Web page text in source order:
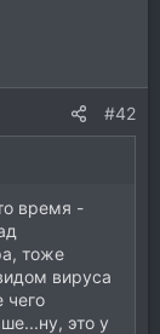
#42
время -
тоже
вируса
чего
это у